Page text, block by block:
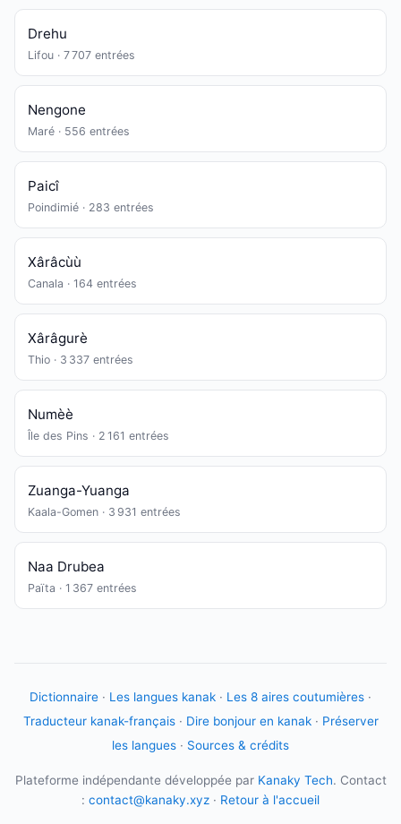
Drehu
Lifou · 7 707 entrées
Nengone
Maré · 556 entrées
Paicî
Poindimié · 283 entrées
Xârâcùù
Canala · 164 entrées
Xârâgurè
Thio · 3 337 entrées
Numèè
Île des Pins · 2 161 entrées
Zuanga-Yuanga
Kaala-Gomen · 3 931 entrées
Naa Drubea
Païta · 1 367 entrées
Dictionnaire · Les langues kanak · Les 8 aires coutumières ·
Traducteur kanak-français· Dire bonjour en kanak· Préserver
les langues · Sources & crédits
Plateforme indépendante développée par Kanaky Tech. Contact
: contact@kanaky.xyz · Retour à l'accueil